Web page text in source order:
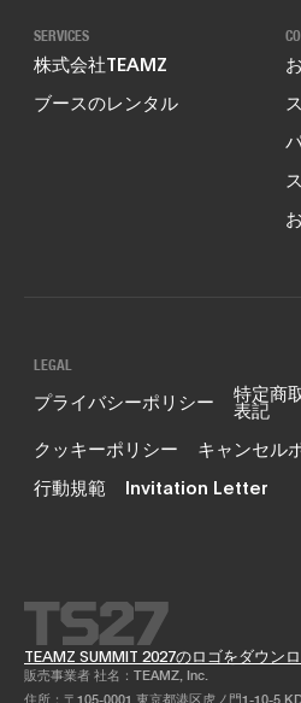
SERVICES
株式会社TEAMZ
ブースのレンタル
LEGAL
プライバシーポリシー 特定商
表記
クッキーポリシー
キャンセル
行動規範
Invitation Letter
TEAMZ SUMMIT 2027のロゴをダウン
販売事業者 社名：TEAMZ, Inc.